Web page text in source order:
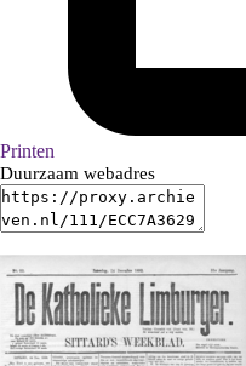
Printen
Duurzaam webadres